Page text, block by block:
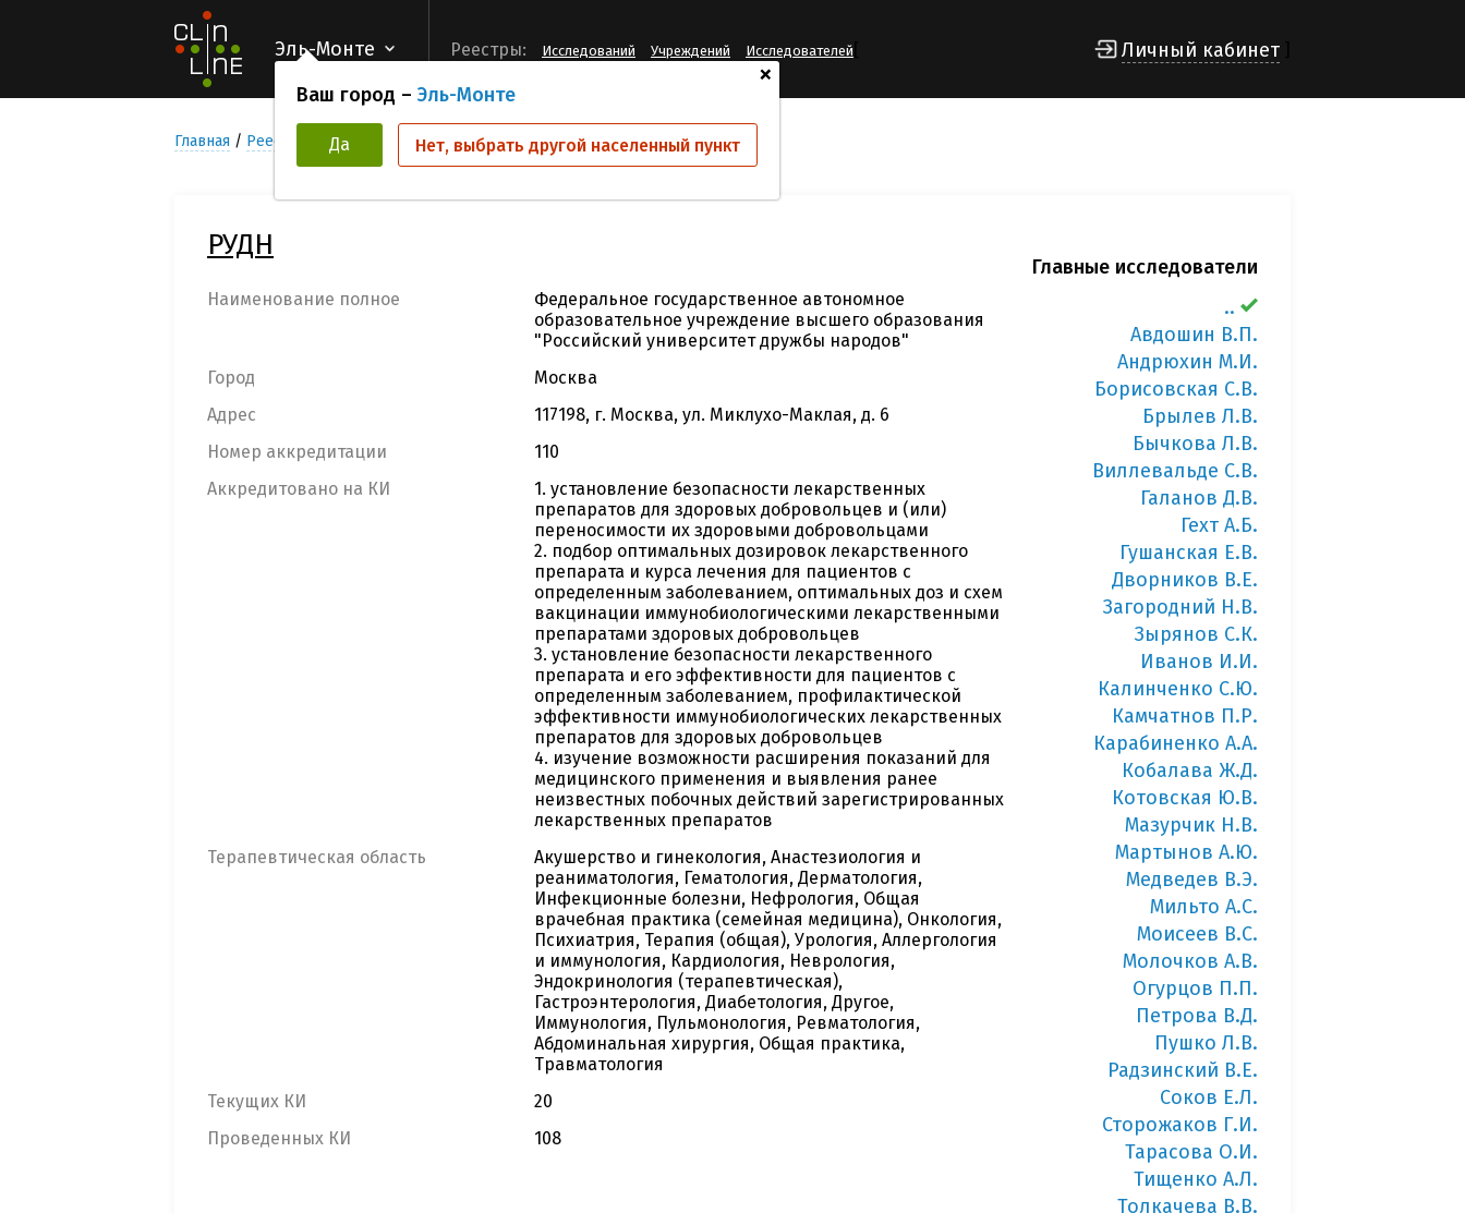
Эль-Монте
+
Ваш город – Эль-Монте
Да Нет, выбрать другой населенный пункт
Реестры: Исследований Учреждений Исследователей Личный кабинет
Главная Реестр Медицинских учреждений РУДН
РУДН
Наименование полное
Федеральное государственное автономное
образовательное учреждение высшего образования
"Российский университет дружбы народов"
Город
Москва
Адрес
117198, г. Москва, ул. Миклухо-Маклая, д. 6
Номер аккредитации
110
Аккредитовано на КИ
1. установление безопасности лекарственных
препаратов для здоровых добровольцев и (или)
переносимости их здоровыми добровольцами
2. подбор оптимальных дозировок лекарственного
препарата и курса лечения для пациентов с
определенным заболеванием, оптимальных доз и схем
вакцинации иммунобиологическими лекарственными
препаратами здоровых добровольцев
3. установление безопасности лекарственного
препарата и его эффективности для пациентов с
определенным заболеванием, профилактической
эффективности иммунобиологических лекарственных
препаратов для здоровых добровольцев
4. изучение возможности расширения показаний для
медицинского применения и выявления ранее
неизвестных побочных действий зарегистрированных
лекарственных препаратов
Терапевтическая область
Акушерство и гинекология, Анастезиология и
реаниматология, Гематология, Дерматология,
Инфекционные болезни, Нефрология, Общая
врачебная практика (семейная медицина), Онкология,
Психиатрия, Терапия (общая), Урология, Аллергология
и иммунология, Кардиология, Неврология,
Эндокринология (терапевтическая),
Гастроэнтерология, Диабетология, Другое,
Иммунология, Пульмонология, Ревматология,
Абдоминальная хирургия, Общая практика,
Травматология
Текущих КИ
20
Проведенных КИ
108
Главные исследователи
..
Авдошин В.П.
Андрюхин М.И.
Борисовская С.В.
Брылев Л.В.
Бычкова Л.В.
Виллевальде С.В.
Галанов Д.В.
Гехт А.Б.
Гушанская Е.В.
Дворников В.Е.
Загородний Н.В.
Зырянов С.К.
Иванов И.И.
Калинченко С.Ю.
Камчатнов П.Р.
Карабиненко А.А.
Кобалава Ж.Д.
Котовская Ю.В.
Мазурчик Н.В.
Мартынов А.Ю.
Медведев В.Э.
Мильто А.С.
Моисеев В.С.
Молочков А.В.
Огурцов П.П.
Петрова В.Д.
Пушко Л.В.
Радзинский В.Е.
Соков Е.Л.
Сторожаков Г.И.
Тарасова О.И.
Тищенко А.Л.
Толкачева В.В.